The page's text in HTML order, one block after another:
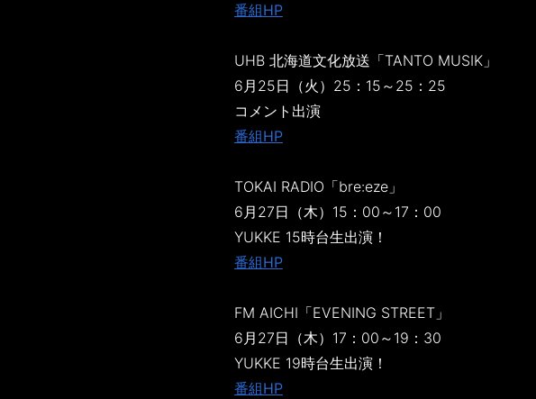
番組HP
UHB 北海道文化放送「TANTO MUSIK」
6月25日（火）25：15～25：25
コメント出演
番組HP
TOKAI RADIO「bre:eze」
6月27日（木）15：00～17：00
YUKKE 15時台生出演！
番組HP
FM AICHI「EVENING STREET」
6月27日（木）17：00～19：30
YUKKE 19時台生出演！
番組HP